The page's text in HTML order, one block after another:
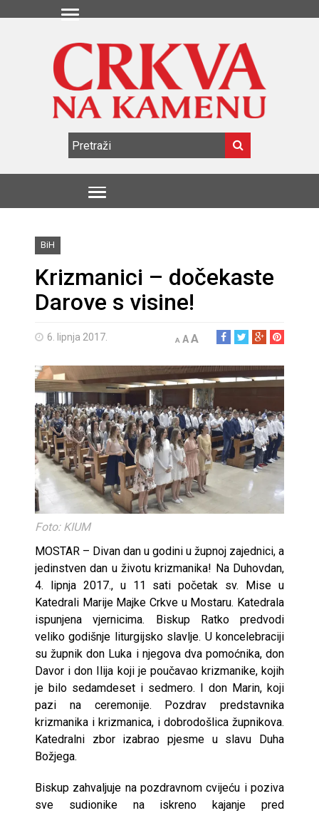
BiH
Krizmanici – dočekaste
Darove s visine!
6. lipnja 2017. A AA
Foto: KIUM
MOSTAR – Divan dan u godini u župnoj zajednici, a
jedinstven dan u životu krizmanika! Na Duhovdan,
4. lipnja 2017., u 11 sati početak sv. Mise u
Katedrali Marije Majke Crkve u Mostaru. Katedrala
ispunjena vjernicima. Biskup Ratko predvodi
veliko godišnje liturgijsko slavlje. U koncelebraciji
su župnik don Luka i njegova dva pomoćnika, don
Davor i don Ilija koji je poučavao krizmanike, kojih
je bilo sedamdeset i sedmero. I don Marin, koji
pazi na ceremonije. Pozdrav predstavnika
krizmanika i krizmanica, i dobrodošlica župnikova.
Katedralni zbor izabrao pjesme u slavu Duha
Božjega.
Biskup zahvaljuje na pozdravnom cvijeću i poziva
sve sudionike na iskreno kajanje pred